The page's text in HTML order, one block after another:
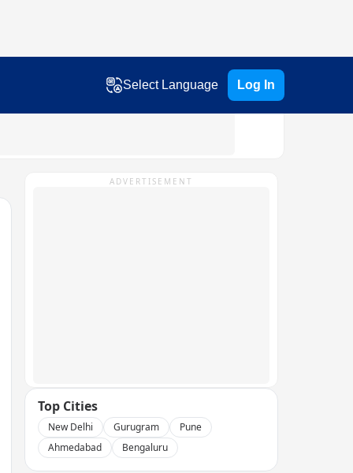
Select Language Log In
ADVERTISEMENT
Top Cities
New Delhi Gurugram
Pune
Ahmedabad
Bengaluru